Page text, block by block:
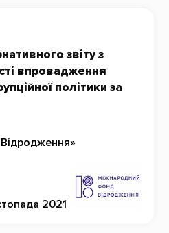
звіту з
впровадження
політики за
2021